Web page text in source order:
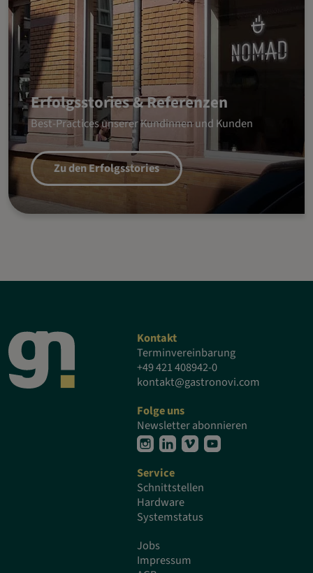
Erfolgsstories & Referenzen
Best-Practices unserer Kundinnen und Kunden
Zu den Erfolgsstories
Kontakt
Terminvereinbarung
+49 421 408942-0
kontakt@gastronovi.com
Folge uns
Newsletter abonnieren
Service
Schnittstellen
Hardware
Systemstatus
Jobs
Impressum